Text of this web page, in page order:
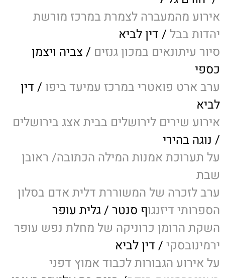
אירוע מהמעברה לצמרת במרכז מורשת
יהדות בבל / דין לביא
סיור עיתונאים במכון גנזים / צביה ויצמן
כספי
ערב ארט פואטרי במרכז עמיעד ביפו / דין
לביא
אירוע שירים לירושלים בבית אצג בירושלים
/ נוגה בהירי
על תערוכת אמנות המילה הכתובה/ ראובן
שבת
ערב לזכרה של המשוררת דלית אדם בסלון
הספרותי דיזנגוף סנטר / גלית עופר
השקת הרומן כרוניקה של מחלת נפש עופר
ירמינובסקי / דין לביא
על אירוע הגבורות לכבוד אמוץ דפני